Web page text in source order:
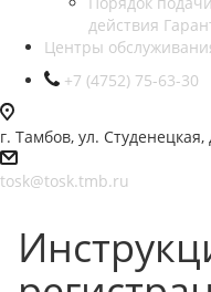
действия
Центры
+7 (4752) 75-63-30
г. Тамбов, ул. Студенецкая,
tosk@tosk.tmb.ru